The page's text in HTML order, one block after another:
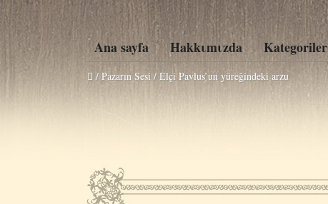
Ana sayfa Hakkιmιzda Kategoriler
/ Pazarın Sesi /Elçi Pavlus’un yüreğindeki arzu